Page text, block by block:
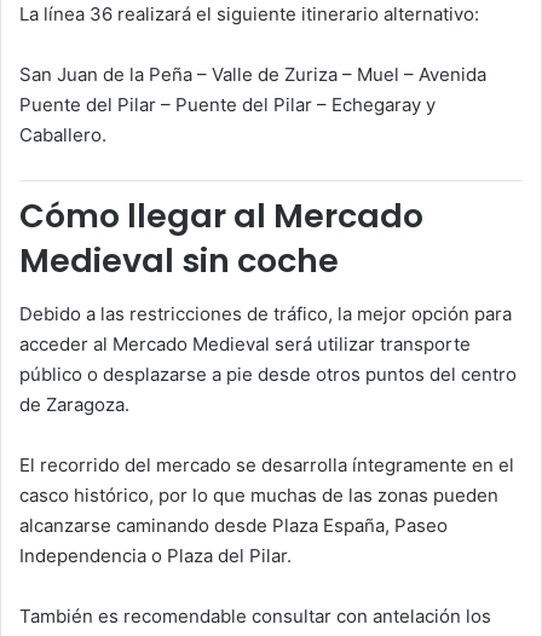
La línea 36 realizará el siguiente itinerario alternativo:
San Juan de la Peña – Valle de Zuriza – Muel – Avenida
Puente del Pilar – Puente del Pilar – Echegaray y
Caballero.
Cómo llegar al Mercado
Medieval sin coche
Debido a las restricciones de tráfico, la mejor opción para
acceder al Mercado Medieval será utilizar transporte
público o desplazarse a pie desde otros puntos del centro
de Zaragoza.
El recorrido del mercado se desarrolla íntegramente en el
casco histórico, por lo que muchas de las zonas pueden
alcanzarse caminando desde Plaza España, Paseo
Independencia o Plaza del Pilar.
También es recomendable consultar con antelación los